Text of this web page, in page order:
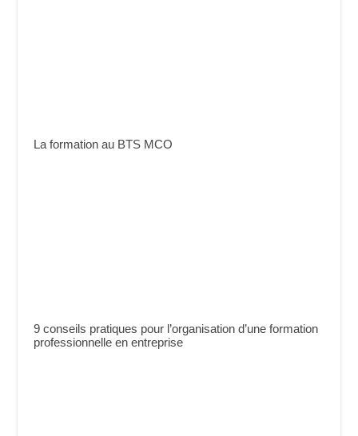
La formation au BTS MCO
9 conseils pratiques pour l’organisation d’une formation
professionnelle en entreprise